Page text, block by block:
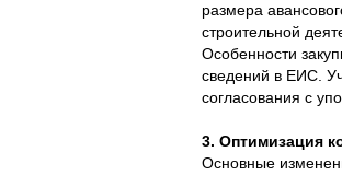
размера
строительной
Особенности
сведений в ЕИС.
согласования с
3. Оптимизация
Основные